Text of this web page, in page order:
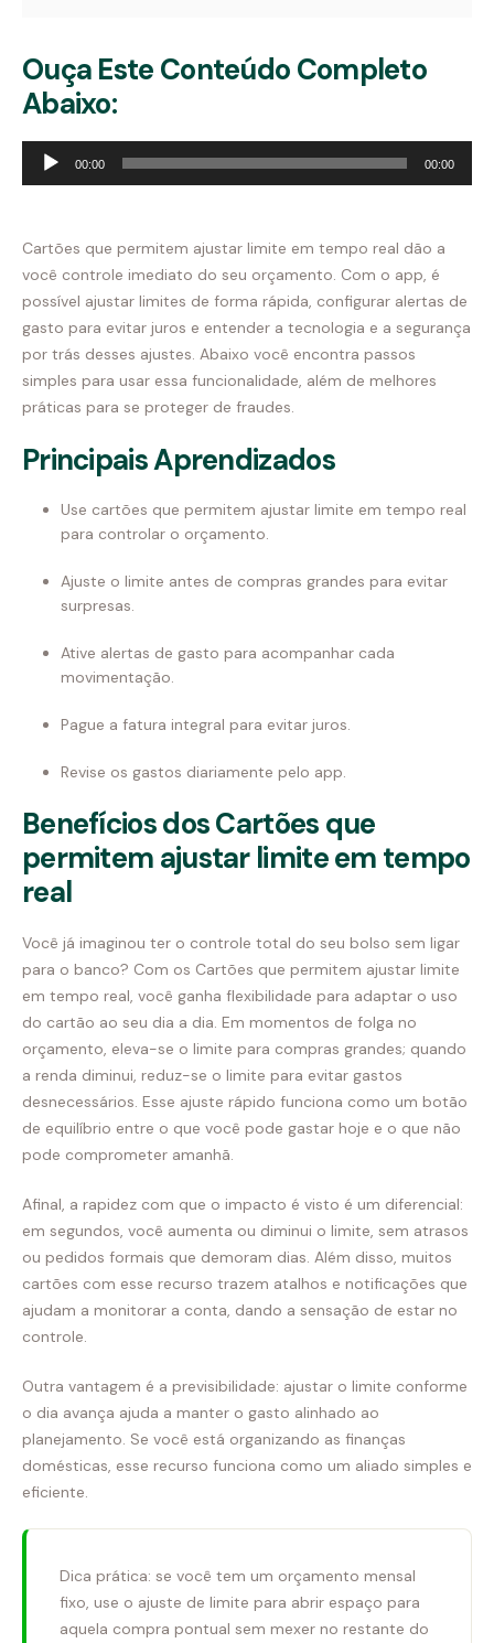
Ouça Este Conteúdo Completo
Abaixo:
Tocador
00:00 00:00
Cartões que permitem ajustar limite em tempo real dão a
você controle imediato do seu orçamento. Com o app, é
possível ajustar limites de forma rápida, configurar alertas de
gasto para evitar juros e entender a tecnologia e a segurança
por trás desses ajustes. Abaixo você encontra passos
simples para usar essa funcionalidade, além de melhores
práticas para se proteger de fraudes.
Principais Aprendizados
Use cartões que permitem ajustar limite em tempo real
para controlar o orçamento.
Ajuste o limite antes de compras grandes para evitar
surpresas.
Ative alertas de gasto para acompanhar cada
movimentação.
Pague a fatura integral para evitar juros.
Revise os gastos diariamente pelo app.
Benefícios dos Cartões que
permitem ajustar limite em tempo
real
Você já imaginou ter o controle total do seu bolso sem ligar
para o banco? Com os Cartões que permitem ajustar limite
em tempo real, você ganha flexibilidade para adaptar o uso
do cartão ao seu dia a dia. Em momentos de folga no
orçamento, eleva-se o limite para compras grandes; quando
a renda diminui, reduz-se o limite para evitar gastos
desnecessários. Esse ajuste rápido funciona como um botão
de equilíbrio entre o que você pode gastar hoje e o que não
pode comprometer amanhã.
Afinal, a rapidez com que o impacto é visto é um diferencial:
em segundos, você aumenta ou diminui o limite, sem atrasos
ou pedidos formais que demoram dias. Além disso, muitos
cartões com esse recurso trazem atalhos e notificações que
ajudam a monitorar a conta, dando a sensação de estar no
controle.
Outra vantagem é a previsibilidade: ajustar o limite conforme
o dia avança ajuda a manter o gasto alinhado ao
planejamento. Se você está organizando as finanças
domésticas, esse recurso funciona como um aliado simples e
eficiente.
Dica prática: se você tem um orçamento mensal
fixo, use o ajuste de limite para abrir espaço para
aquela compra pontual sem mexer no restante do